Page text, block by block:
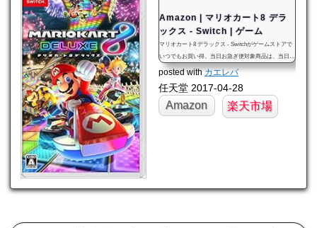
Amazon | マリオカート8 デラ
ックス - Switch | ゲーム
マリオカート8 デラックス - Switchがゲームストアで
いつでもお買い得。当日お急ぎ便対象商品は、当日お
届け可能です。オンラインコード版、ダウンロード版
posted withカエレバ
任天堂 2017-04-28
Amazon 楽天市場